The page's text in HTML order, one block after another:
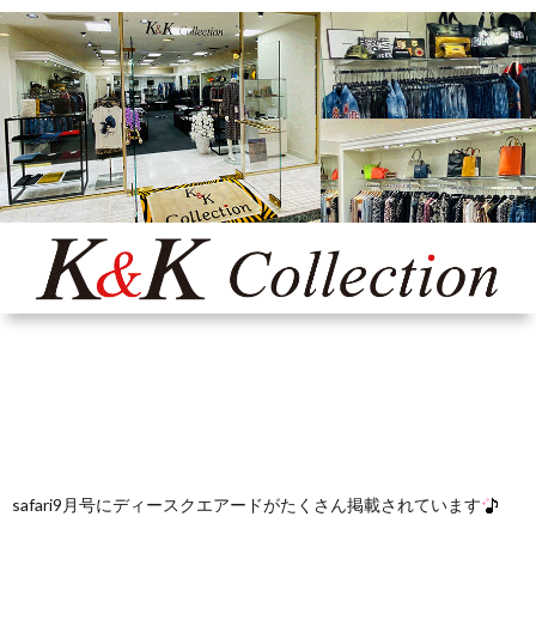
LIST
safari9月号にディースクエアードがたくさん掲載されています